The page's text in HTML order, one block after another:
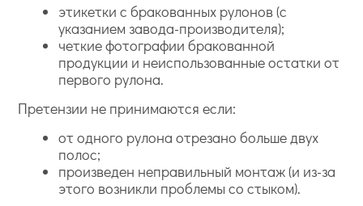
этикетки с бракованных рулонов (с
указанием завода-производителя);
четкие фотографии бракованной
продукции и неиспользованные остатки от
первого рулона.
Претензии не принимаются если:
от одного рулона отрезано больше двух
полос;
произведен неправильный монтаж (и из-за
этого возникли проблемы со стыком).